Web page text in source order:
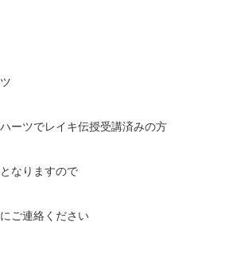
ーツでレイキ伝授受講済みの方
なりますので
ご連絡ください